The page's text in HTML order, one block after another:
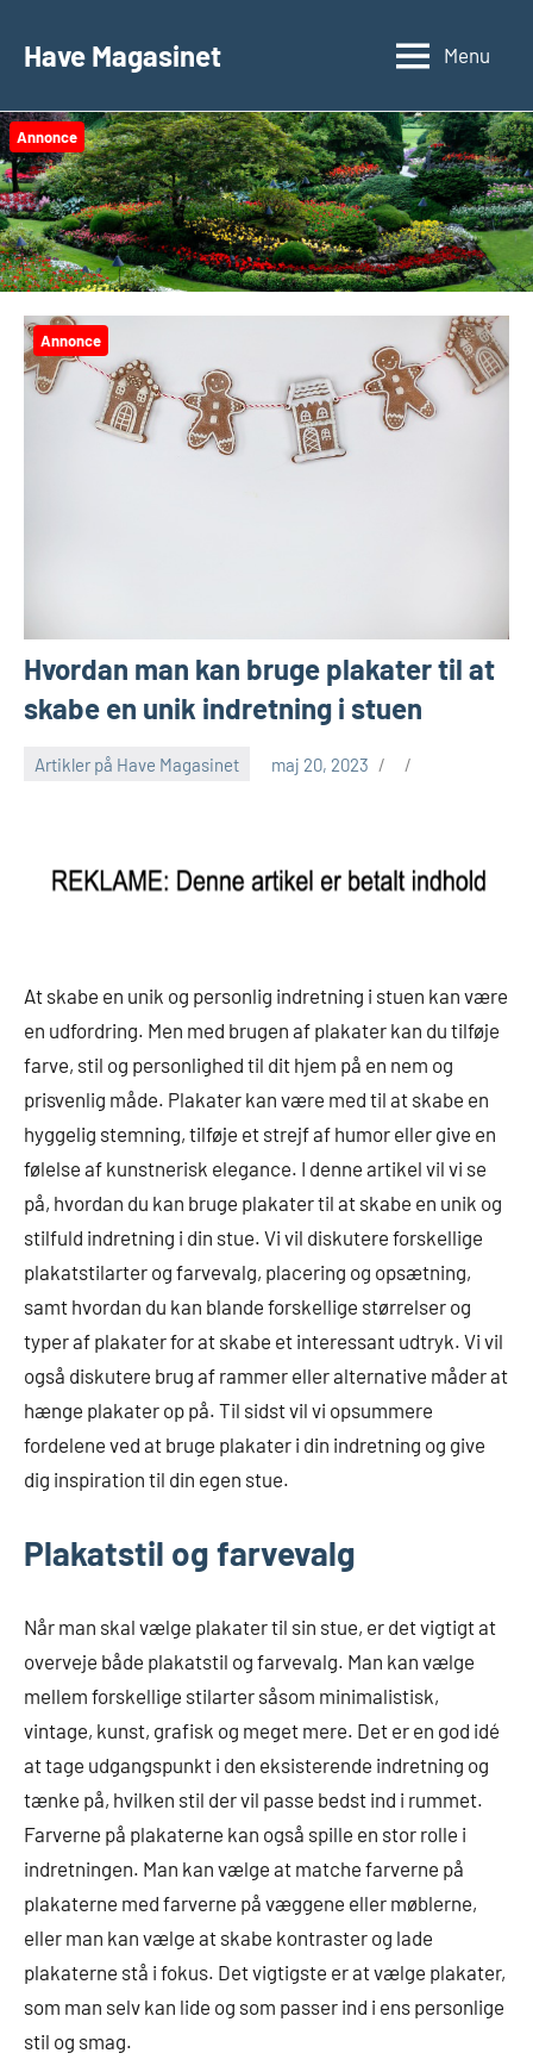
Have Magasinet Menu
Annonce
Annonce
Hvordan man kan bruge plakater til at
skabe en unik indretning i stuen
Artikler på Have Magasinet maj 20, 2023
At skabe en unik og personlig indretning i stuen kan være
en udfordring. Men med brugen af plakater kan du tilføje
farve, stil og personlighed til dit hjem på en nem og
prisvenlig måde. Plakater kan være med til at skabe en
hyggelig stemning, tilføje et strejf af humor eller give en
følelse af kunstnerisk elegance. I denne artikel vil vi se
på, hvordan du kan bruge plakater til at skabe en unik og
stilfuld indretning i din stue. Vi vil diskutere forskellige
plakatstilarter og farvevalg, placering og opsætning,
samt hvordan du kan blande forskellige størrelser og
typer af plakater for at skabe et interessant udtryk. Vi vil
også diskutere brug af rammer eller alternative måder at
hænge plakater op på. Til sidst vil vi opsummere
fordelene ved at bruge plakater i din indretning og give
dig inspiration til din egen stue.
Plakatstil og farvevalg
Når man skal vælge plakater til sin stue, er det vigtigt at
overveje både plakatstil og farvevalg. Man kan vælge
mellem forskellige stilarter såsom minimalistisk,
vintage, kunst, grafisk og meget mere. Det er en god idé
at tage udgangspunkt i den eksisterende indretning og
tænke på, hvilken stil der vil passe bedst ind i rummet.
Farverne på plakaterne kan også spille en stor rolle i
indretningen. Man kan vælge at matche farverne på
plakaterne med farverne på væggene eller møblerne,
eller man kan vælge at skabe kontraster og lade
plakaterne stå i fokus. Det vigtigste er at vælge plakater,
som man selv kan lide og som passer ind i ens personlige
stil og smag.